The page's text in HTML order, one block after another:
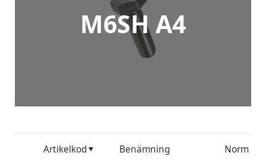
M6SH A4
Artikelkod Benämning Norm